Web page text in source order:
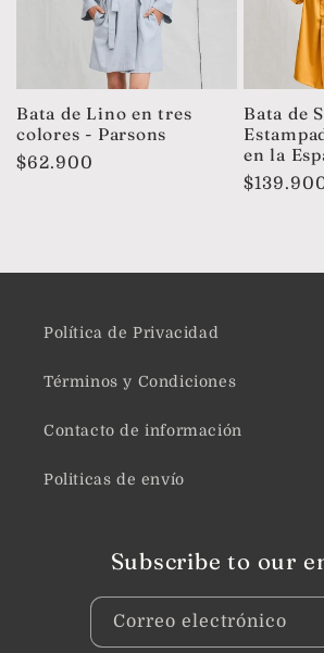
Bata de Lino en tres
colores - Parsons
Precio
$62.900
Bata de
en la
Precio
Política de Privacidad
Términos y Condiciones
Contacto de información
Politicas de envío
Subscribe to our
Correo electrónico